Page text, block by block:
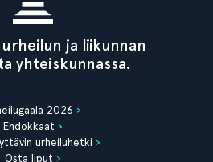
ja liikunnan
yhteiskunnassa.
2026
Ehdokkaat
urheiluhetki
Osta liput